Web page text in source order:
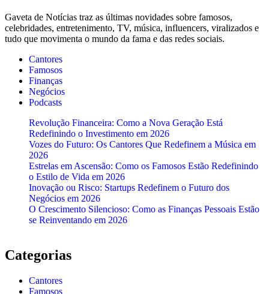
Gaveta de Notícias traz as últimas novidades sobre famosos,
celebridades, entretenimento, TV, música, influencers, viralizados e
tudo que movimenta o mundo da fama e das redes sociais.
Cantores
Famosos
Finanças
Negócios
Podcasts
Revolução Financeira: Como a Nova Geração Está
Redefinindo o Investimento em 2026
Vozes do Futuro: Os Cantores Que Redefinem a Música em
2026
Estrelas em Ascensão: Como os Famosos Estão Redefinindo
o Estilo de Vida em 2026
Inovação ou Risco: Startups Redefinem o Futuro dos
Negócios em 2026
O Crescimento Silencioso: Como as Finanças Pessoais Estão
se Reinventando em 2026
Categorias
Cantores
Famosos